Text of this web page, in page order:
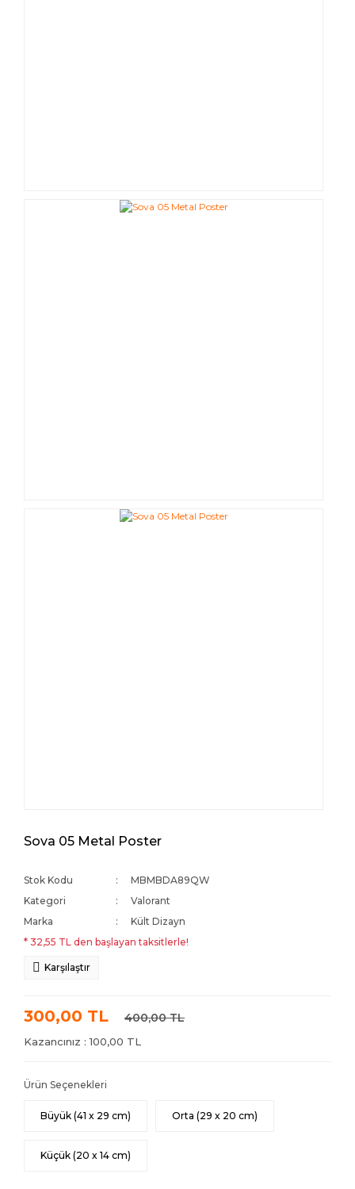
Sova 05 Metal Poster
Stok Kodu
MBMBDA89QW
Kategori
Valorant
Marka
Kült Dizayn
* 32,55 TL den başlayan taksitlerle!
Karşılaştır
300,00 TL 400,00 TL
Kazancınız : 100,00 TL
Ürün Seçenekleri
Büyük (41 x 29 cm) Orta (29 x 20 cm)
Küçük (20 x 14 cm)